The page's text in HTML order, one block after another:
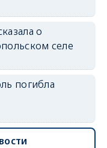
о
селе
погибла